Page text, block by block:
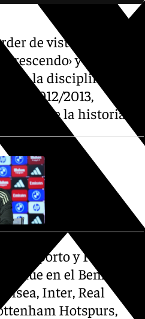
de vista el
y con una
En la disciplina
la 2012/2013,
Barça de la historia.
Oporto y FC
fue en el Benfica.
Inter, Real
Hotspurs,